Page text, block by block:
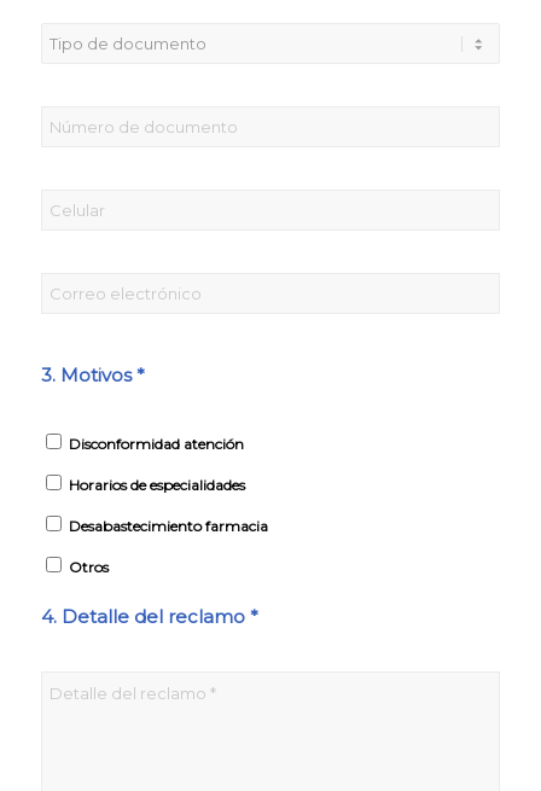
3. Motivos *
Disconformidad atención
Horarios de especialidades
Desabastecimiento farmacia
Otros
4. Detalle del reclamo *